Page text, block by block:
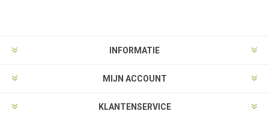
INFORMATIE
MIJN ACCOUNT
KLANTENSERVICE